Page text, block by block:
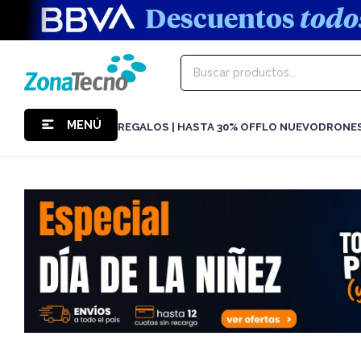
MENÚ REGALOS | HASTA 30% OFFLO NUEVO